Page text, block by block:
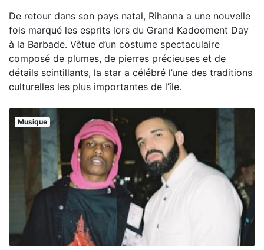
De retour dans son pays natal, Rihanna a une nouvelle
fois marqué les esprits lors du Grand Kadooment Day
à la Barbade. Vêtue d’un costume spectaculaire
composé de plumes, de pierres précieuses et de
détails scintillants, la star a célébré l’une des traditions
culturelles les plus importantes de l’île.
Musique